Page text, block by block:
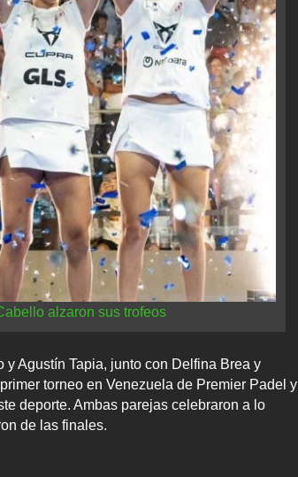
alzaron sus trofeos
Agustín Tapia, junto con Delfina Brea y
torneo en Venezuela de Premier Padel y
deporte. Ambas parejas celebraron a lo
de las finales.